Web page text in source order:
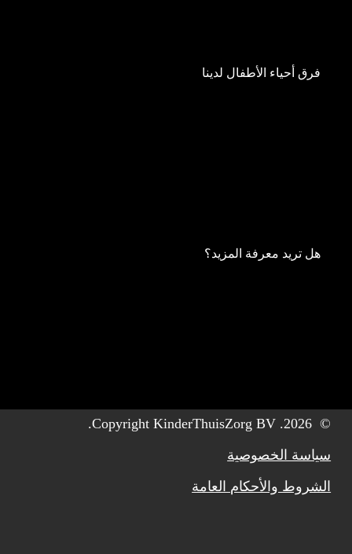
فرق أحياء الأطفال لدينا
هل تريد معرفة المزيد؟
©
2026
. Copyright KinderThuisZorg BV.
سياسة الخصوصية
الشروط والأحكام العامة